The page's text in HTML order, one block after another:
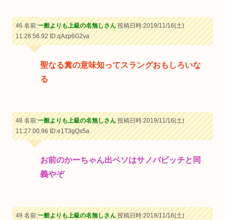
46 名前:一般よりも上級の名無しさん投稿日時:2019/11/16(土)
11:26:56.92ID:qAzp6G2va
聖なる糞の意味知ってスラングおもしろいな
る
48 名前:一般よりも上級の名無しさん投稿日時:2019/11/16(土)
11:27:00.96ID:e1T3gQs5a
お前のかーちゃん出ベソはサノバビッチと同
義やぞ
49 名前:一般よりも上級の名無しさん投稿日時:2019/11/16(土)